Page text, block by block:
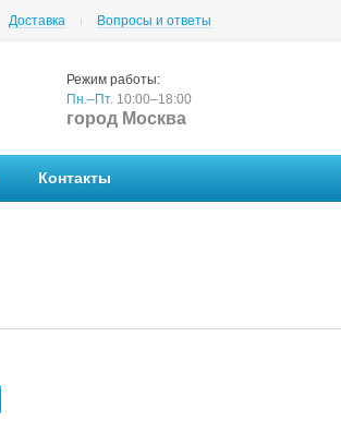
Доставка Вопросы и ответы
Режим работы:
Пн.–Пт. 10:00–18:00
город Москва
Контакты